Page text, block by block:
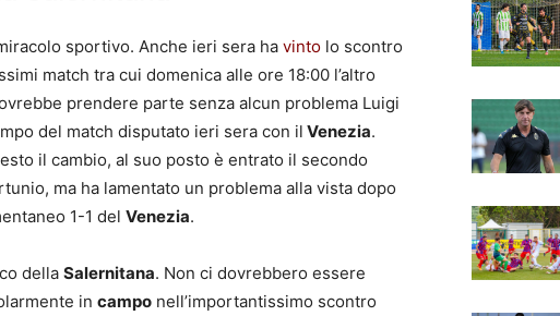
sportivo. Anche ieri sera ha vinto lo scontro
match tra cui domenica alle ore 18:00 l’altro
prendere parte senza alcun problema Luigi
del match disputato ieri sera con il Venezia.
il cambio, al suo posto è entrato il secondo
ma ha lamentato un problema alla vista dopo
1-1 del Venezia.
della Salernitana. Non ci dovrebbero essere
in campo nell’importantissimo scontro